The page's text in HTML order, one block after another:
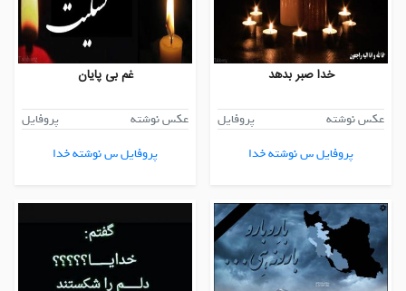
خدا صبر بدهد
عکس نوشته
پروفایل
پروفایل س نوشته خدا
غم بی پایان
عکس نوشته
پروفایل
پروفایل س نوشته خدا